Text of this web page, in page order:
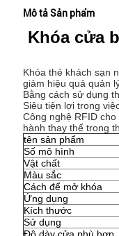
Mô tả Sản phẩm
Khóa cửa
Khóa thẻ khách sạn
giảm hiệu quả quản
Bằng cách sử dụng
Siêu tiện lợi trong
Công nghệ RFID
hành thay thế trong
tên sản phẩm
Số mô hình
Vật chất
Màu sắc
Cách để mở khóa
Ứng dụng
Kích thước
Sử dụng